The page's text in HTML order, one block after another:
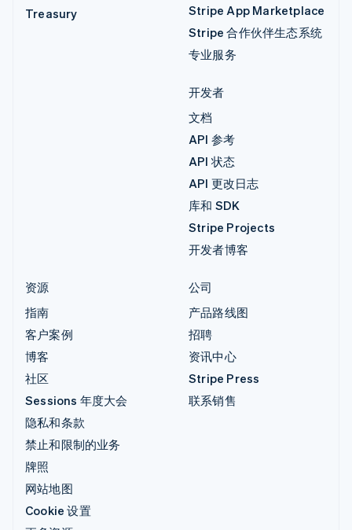
Treasury
Stripe App Marketplace
Stripe 合作伙伴生态系统
专业服务
开发者
文档
API 参考
API 状态
API 更改日志
库和 SDK
Stripe Projects
开发者博客
资源
指南
客户案例
博客
社区
Sessions 年度大会
隐私和条款
禁止和限制的业务
牌照
网站地图
Cookie 设置
公司
产品路线图
招聘
资讯中心
Stripe Press
联系销售